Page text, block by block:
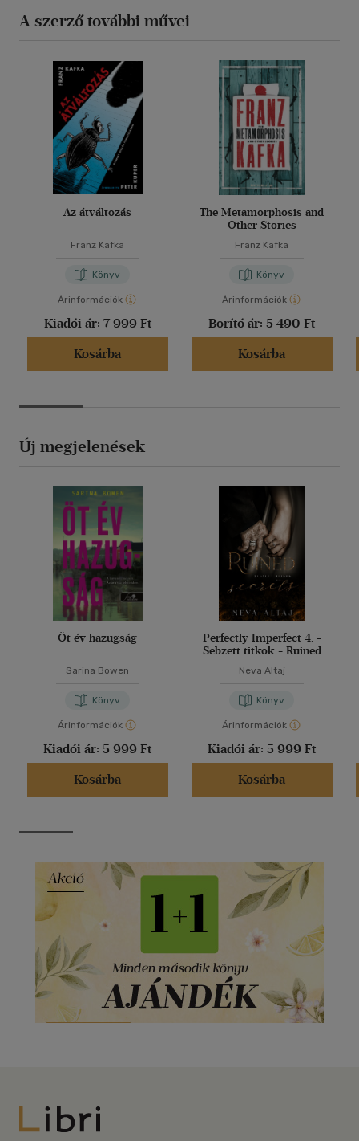
A szerző további művei
Az átváltozás
Franz Kafka
Könyv
Árinformációk
Kiadói ár: 7 999 Ft
Kosárba
The Metamorphosis and
Other Stories
Franz Kafka
Könyv
Árinformációk
Borító ár: 5 490 Ft
Kosárba
Új megjelenések
Öt év hazugság
Sarina Bowen
Könyv
Árinformációk
Kiadói ár: 5 999 Ft
Kosárba
Perfectly Imperfect 4. -
Sebzett titkok - Ruined
Neva Altaj
Könyv
Árinformációk
Kiadói ár: 5 999 Ft
Kosárba
Libri